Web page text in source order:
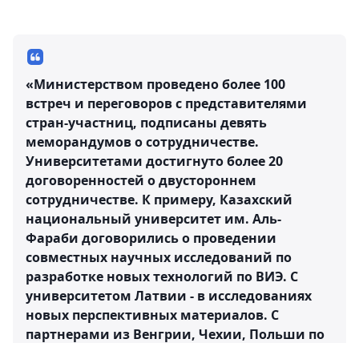
«Министерством проведено более 100
встреч и переговоров с представителями
стран-участниц, подписаны девять
меморандумов о сотрудничестве.
Университетами достигнуто более 20
договоренностей о двустороннем
сотрудничестве. К примеру, Казахский
национальный университет им. Аль-
Фараби договорились о проведении
совместных научных исследований по
разработке новых технологий по ВИЭ. С
университетом Латвии - в исследованиях
новых перспективных материалов. С
партнерами из Венгрии, Чехии, Польши по